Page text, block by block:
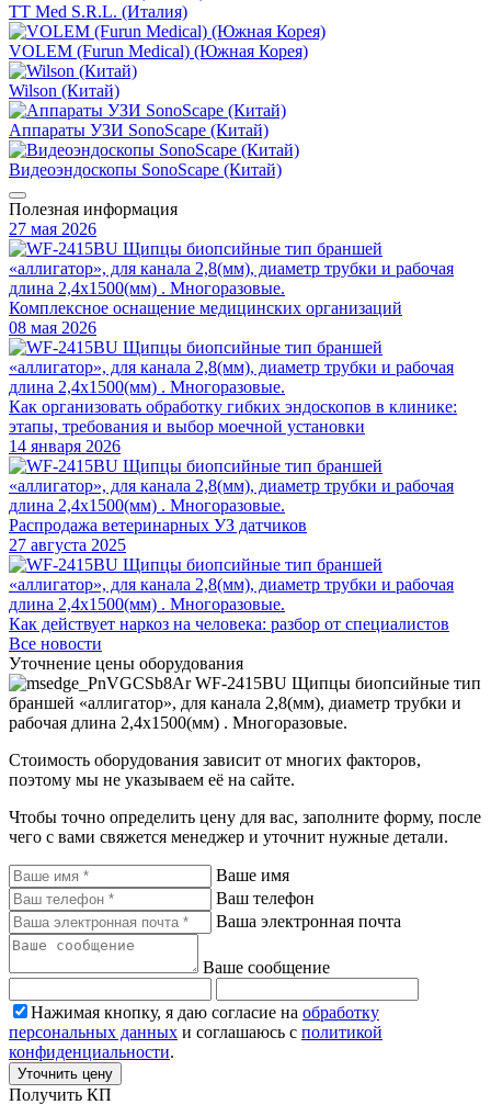
TT Med S.R.L. (Италия)
VOLEM (Furun Medical) (Южная Корея)
Wilson (Китай)
Аппараты УЗИ SonoScape (Китай)
Видеоэндоскопы SonoScape (Китай)
Полезная информация
27 мая 2026
Комплексное оснащение медицинских организаций
08 мая 2026
Как организовать обработку гибких эндоскопов в клинике:
этапы, требования и выбор моечной установки
14 января 2026
Распродажа ветеринарных УЗ датчиков
27 августа 2025
Как действует наркоз на человека: разбор от специалистов
Все новости
Уточнение цены оборудования
WF-2415BU Щипцы биопсийные тип
браншей «аллигатор», для канала 2,8(мм), диаметр трубки и
рабочая длина 2,4х1500(мм) . Многоразовые.
Стоимость оборудования зависит от многих факторов,
поэтому мы не указываем её на сайте.
Чтобы точно определить цену для вас, заполните форму, после
чего с вами свяжется менеджер и уточнит нужные детали.
Ваше имя
Ваш телефон
Ваша электронная почта
Ваше сообщение
Нажимая кнопку, я даю согласие на обработку
персональных данных и соглашаюсь с политикой
конфиденциальности.
Уточнить цену
Получить КП